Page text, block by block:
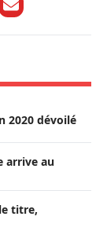
2020 dévoilé
arrive au
titre,